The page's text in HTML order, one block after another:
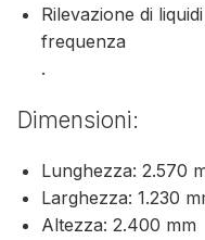
Rilevazione di
frequenza
.
Dimensioni:
Lunghezza: 2.570
Larghezza: 1.230
Altezza: 2.400 mm